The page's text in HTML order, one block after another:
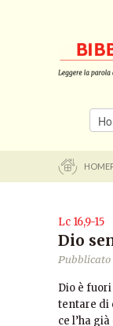
Lc 16,9-15
Dio
Dio è
tentare di
ce l’ha